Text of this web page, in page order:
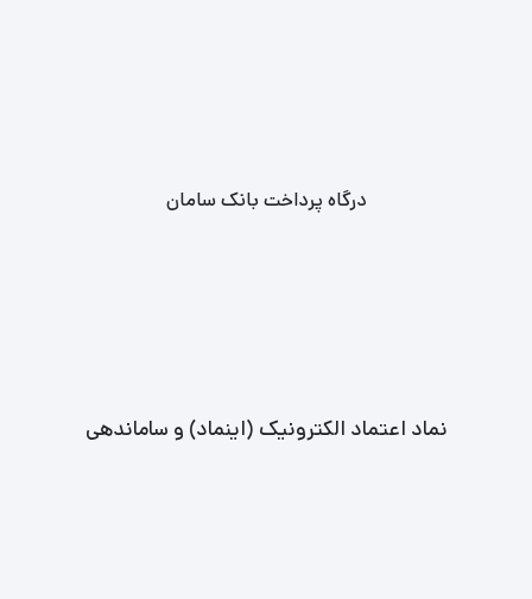
درگاه پرداخت بانک سامان
نماد اعتماد الکترونیک (اینماد) و ساماندهی